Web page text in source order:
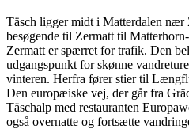
Täsch ligger midt i Matterdalen nær
besøgende til Zermatt til
Zermatt er spærret for trafik. Den
udgangspunkt for skønne
vinteren. Herfra fører stier til
Den europæiske vej, der går fra
Täschalp med restauranten
også overnatte og fortsætte